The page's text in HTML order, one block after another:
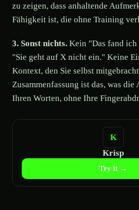
zu zeigen, dass anhaltende
Fähigkeit ist, die ohne Training
3. Sonst nichts. Kein "Das fand
"Sie geht auf X nicht ein." Keine
Kontext, den Sie selbst
Zusammenfassung ist das, was
Ihren Worten, ohne Ihre
Krisp
Try it →